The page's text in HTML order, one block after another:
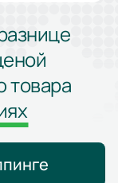
товара